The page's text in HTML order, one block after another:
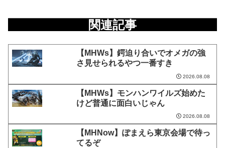
関連記事
【MHWs】鍔迫り合いでオメガの強
さ見せられるやつ一番すき
2026.08.08
【MHWs】モンハンワイルズ始めた
けど普通に面白いじゃん
2026.08.08
【MHNow】ぽまえら東京会場で待っ
てるぞ